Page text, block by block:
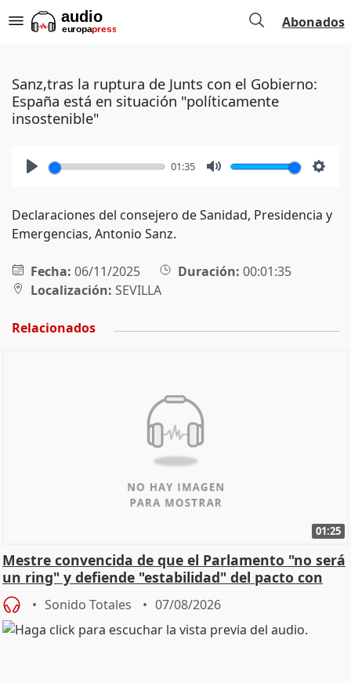
Abonados
Sanz,tras la ruptura de Junts con el Gobierno:
España está en situación "políticamente
insostenible"
01:35
Declaraciones del consejero de Sanidad, Presidencia y
Emergencias, Antonio Sanz.
Fecha: 06/11/2025 Duración: 00:01:35
Localización: SEVILLA
Relacionados
01:25
Mestre convencida de que el Parlamento "no será
un ring" y defiende "estabilidad" del pacto con
Vox
Sonido Totales 07/08/2026